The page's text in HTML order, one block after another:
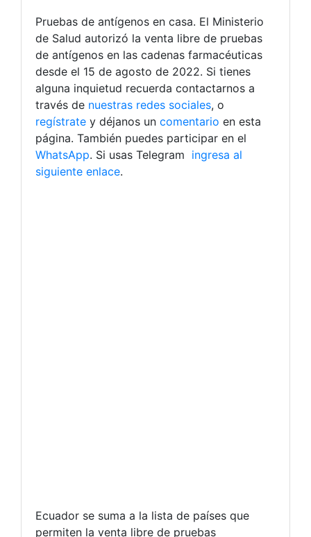
Pruebas de antígenos en casa. El Ministerio
de Salud autorizó la venta libre de pruebas
de antígenos en las cadenas farmacéuticas
desde el 15 de agosto de 2022. Si tienes
alguna inquietud recuerda contactarnos a
través de nuestras redes sociales, o
regístrate y déjanos un comentario en esta
página. También puedes participar en el
WhatsApp. Si usas Telegram ingresa al
siguiente enlace.
Ecuador se suma a la lista de países que
permiten la venta libre de pruebas